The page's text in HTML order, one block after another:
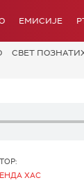
ЕМИСИЈЕ
СВЕТ
ХАС